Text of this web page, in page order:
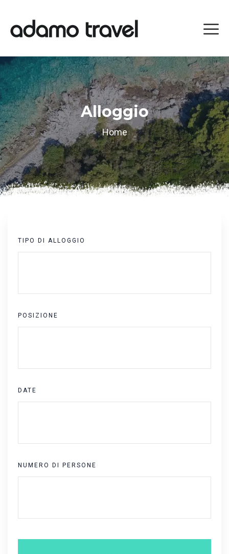
Alloggio
Home
TIPO DI ALLOGGIO
POSIZIONE
DATE
NUMERO DI PERSONE